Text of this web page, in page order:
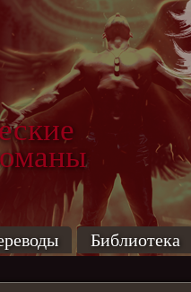
Библиотека